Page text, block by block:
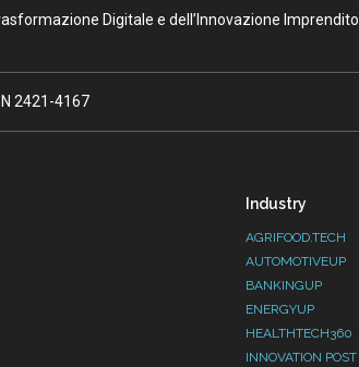
Digitale e dell’Innovazione
2421-4167
Industry
AGRIFOOD.TECH
AUTOMOTIVEUP
BANKINGUP
ENERGYUP
HEALTHTECH360
INNOVATION POST